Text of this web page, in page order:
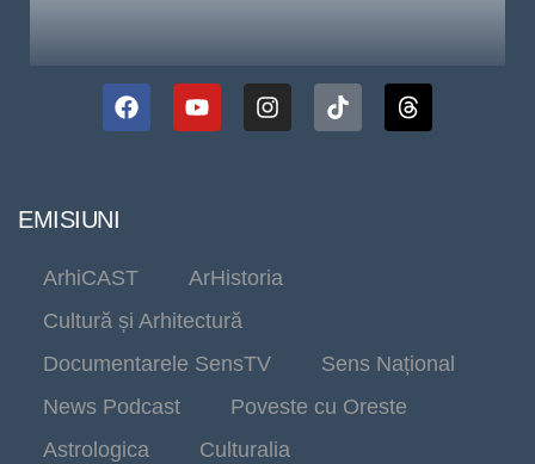
EMISIUNI
ArhiCAST
ArHistoria
Cultură și Arhitectură
Documentarele SensTV
Sens Național
News Podcast
Poveste cu Oreste
Astrologica
Culturalia